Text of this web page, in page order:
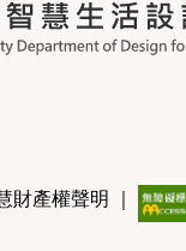
財產權聲明 ｜